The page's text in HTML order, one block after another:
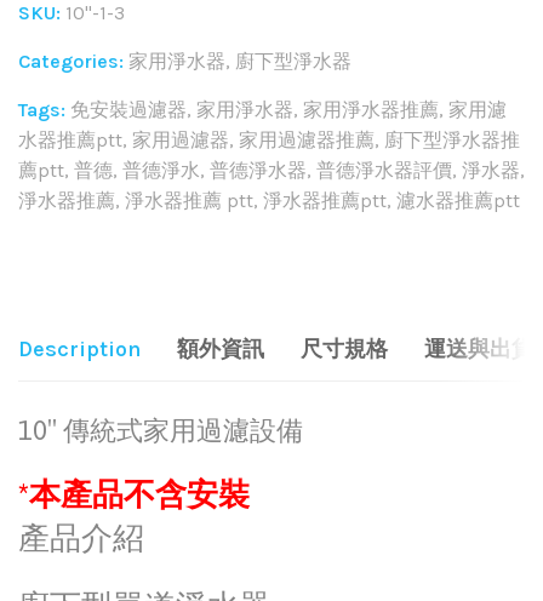
SKU: 10"-1-3
Categories: 家用淨水器, 廚下型淨水器
Tags: 免安裝過濾器, 家用淨水器, 家用淨水器推薦, 家用濾
水器推薦ptt, 家用過濾器, 家用過濾器推薦, 廚下型淨水器推
薦ptt, 普德, 普德淨水, 普德淨水器, 普德淨水器評價, 淨水器,
淨水器推薦, 淨水器推薦 ptt, 淨水器推薦ptt, 濾水器推薦ptt
Description 額外資訊 尺寸規格 運送與出貨
10″ 傳統式家用過濾設備
*本產品不含安裝
產品介紹